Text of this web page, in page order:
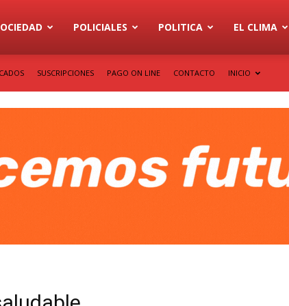
POLICIALES POLITICA EL CLIMA
SUSCRIPCIONES PAGO ON LINE CONTACTO INICIO